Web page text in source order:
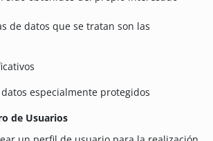
de datos que se tratan son las
especialmente protegidos
de Usuarios